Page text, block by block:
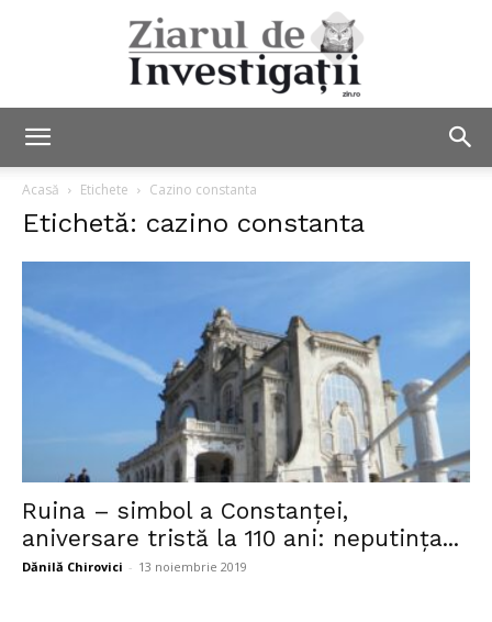
Investigații
Acasă Etichete Cazino constanta
Etichetă: cazino constanta
Ruina – simbol a Constanței,
aniversare tristă la 110 ani: neputința...
Dănilă Chirovici - 13 noiembrie 2019